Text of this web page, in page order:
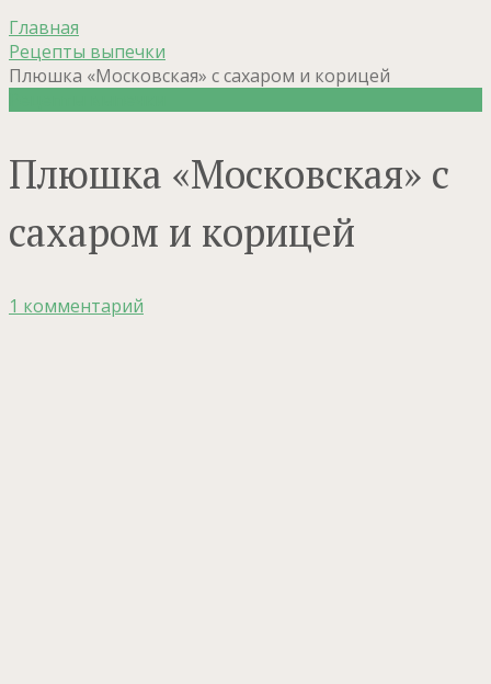
Главная
Рецепты выпечки
Плюшка «Московская» с сахаром и корицей
Плюшка «Московская» с
сахаром и корицей
1 комментарий